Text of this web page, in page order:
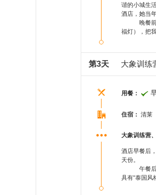
谐的小城生
酒店，她当
晚餐前往
福灯），把
第3天 大象训练
用餐：
住宿： 清莱
大象训练营
酒店早餐后
天份。
午餐后驱
具有“泰国风